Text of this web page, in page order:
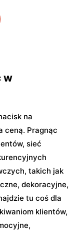
ul. Szeligowska
w
na
ceną. Pragnąc
sieć
takich jak
dekoracyjne,
tu coś dla
klientów,